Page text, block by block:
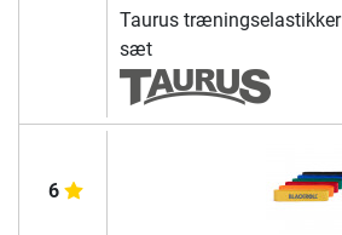
Taurus træningselastikker
sæt
6